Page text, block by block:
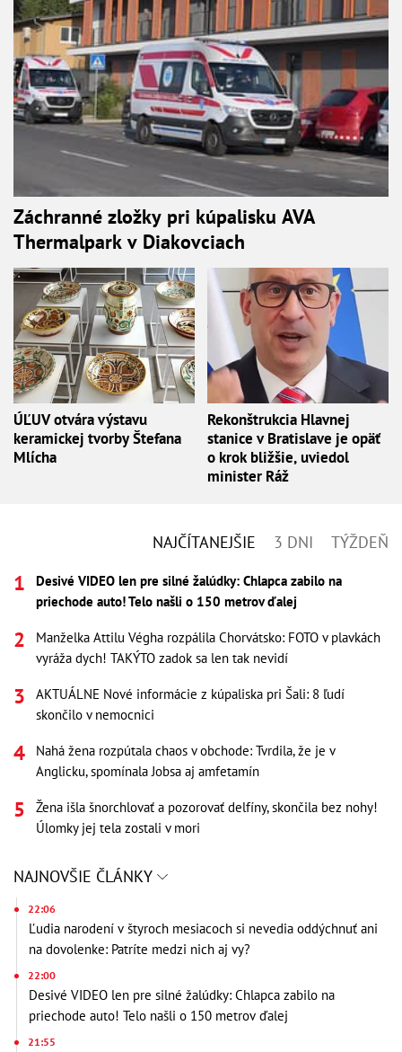
Záchranné zložky pri kúpalisku AVA
Thermalpark v Diakovciach
ÚĽUV otvára výstavu
keramickej tvorby Štefana
Mlícha
Rekonštrukcia Hlavnej
stanice v Bratislave je opäť
o krok bližšie, uviedol
minister Ráž
NAJČÍTANEJŠIE 3 DNI TÝŽDEŇ
Desivé VIDEO len pre silné žalúdky: Chlapca zabilo na
priechode auto! Telo našli o 150 metrov ďalej
Manželka Attilu Végha rozpálila Chorvátsko: FOTO v plavkách
vyráža dych! TAKÝTO zadok sa len tak nevidí
AKTUÁLNE Nové informácie z kúpaliska pri Šali: 8 ľudí
skončilo v nemocnici
Nahá žena rozpútala chaos v obchode: Tvrdila, že je v
Anglicku, spomínala Jobsa aj amfetamín
Žena išla šnorchlovať a pozorovať delfíny, skončila bez nohy!
Úlomky jej tela zostali v mori
NAJNOVŠIE ČLÁNKY
22:06
Ľudia narodení v štyroch mesiacoch si nevedia oddýchnuť ani
na dovolenke: Patríte medzi nich aj vy?
22:00
Desivé VIDEO len pre silné žalúdky: Chlapca zabilo na
priechode auto! Telo našli o 150 metrov ďalej
21:55